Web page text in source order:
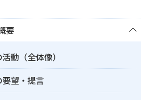
要
動（全体像）
要望・提言